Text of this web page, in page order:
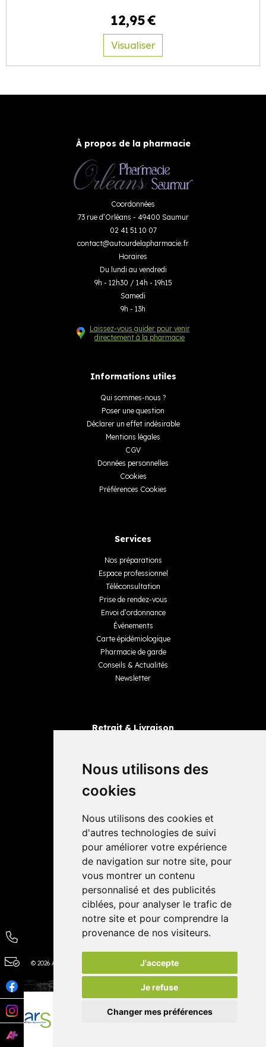
Nous utilisons des
cookies
Nous utilisons des cookies et
d'autres technologies de suivi
pour améliorer votre expérience
de navigation sur notre site, pour
vous montrer un contenu
personnalisé et des publicités
ciblées, pour analyser le trafic de
notre site et pour comprendre la
provenance de nos visiteurs.
J'accepte
Je refuse
Changer mes préférences
12,95€
Visualiser
À propos de la pharmacie
Coordonnées
73 rue d’Orléans - 49400 Saumur
02 41 51 10 07
contact@autourdelapharmacie.fr
Horaires
Du lundi au vendredi
9h - 12h30 / 14h - 19h15
Samedi
9h - 13h
Laissez-vous guider pour venir
directement à la pharmacie
Informations utiles
Qui sommes-nous ?
Poser une question
Déclarer un effet indésirable
Mentions légales
CGV
Données personnelles
Cookies
Préférences Cookies
Services
Nos préparations
Espace professionnel
Téléconsultation
Prise de rendez-vous
Envoi d’ordonnance
Événements
Carte épidémiologique
Pharmacie de garde
Conseils & Actualités
Newsletter
Retrait & Livraison
Livraisons
4,4 / 5 65 avis
© 2026 Autour de la Pharmacie Tous droits réservés